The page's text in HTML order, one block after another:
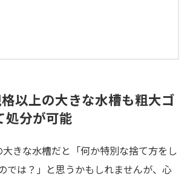
以上の大きな水槽も粗大ゴ
処分が可能
きな水槽だと「何か特別な捨て方をし
では？」と思うかもしれませんが、心